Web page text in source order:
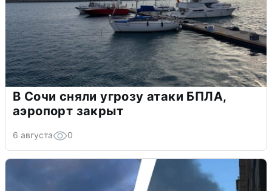
В Сочи сняли угрозу атаки БПЛА,
аэропорт закрыт
6 августа 0